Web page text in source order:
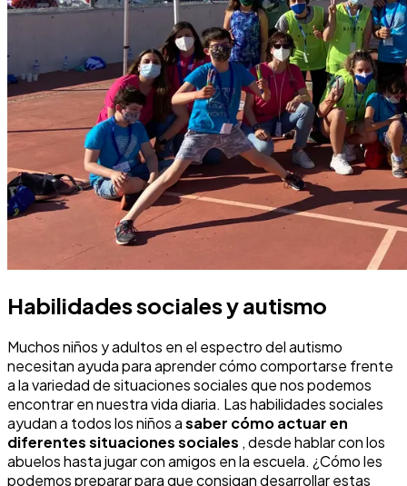
Habilidades sociales y autismo
Muchos niños y adultos en el espectro del autismo
necesitan ayuda para aprender cómo comportarse frente
a la variedad de situaciones sociales que nos podemos
encontrar en nuestra vida diaria. Las habilidades sociales
ayudan a todos los niños asaber cómo actuar en
diferentes situaciones sociales , desde hablar con los
abuelos hasta jugar con amigos en la escuela. ¿Cómo les
podemos preparar para que consigan desarrollar estas